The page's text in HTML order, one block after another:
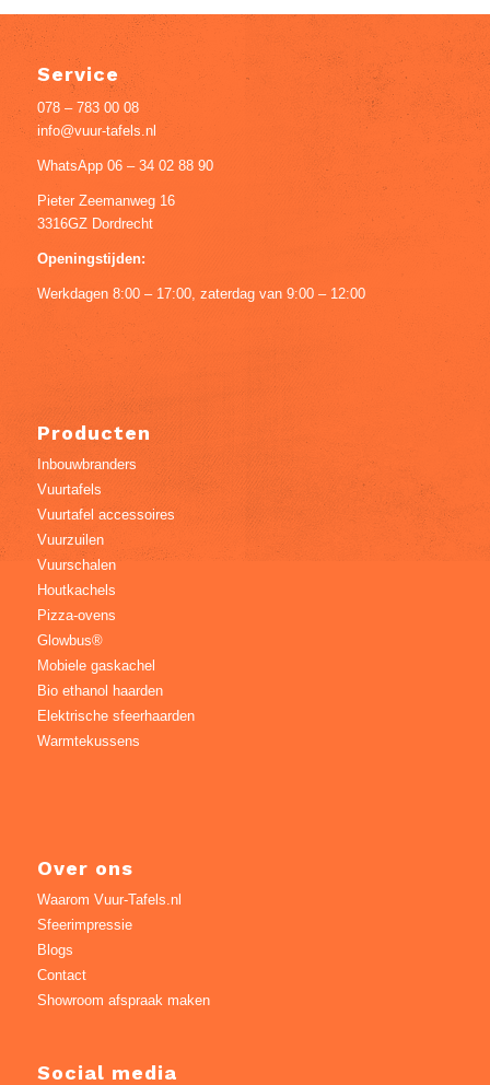
Service
078 – 783 00 08
info@vuur-tafels.nl
WhatsApp 06 – 34 02 88 90
Pieter Zeemanweg 16
3316GZ Dordrecht
Openingstijden:
Werkdagen 8:00 – 17:00, zaterdag van 9:00 – 12:00
Producten
Inbouwbranders
Vuurtafels
Vuurtafel accessoires
Vuurzuilen
Vuurschalen
Houtkachels
Pizza-ovens
Glowbus®
Mobiele gaskachel
Bio ethanol haarden
Elektrische sfeerhaarden
Warmtekussens
Over ons
Waarom Vuur-Tafels.nl
Sfeerimpressie
Blogs
Contact
Showroom afspraak maken
Social media